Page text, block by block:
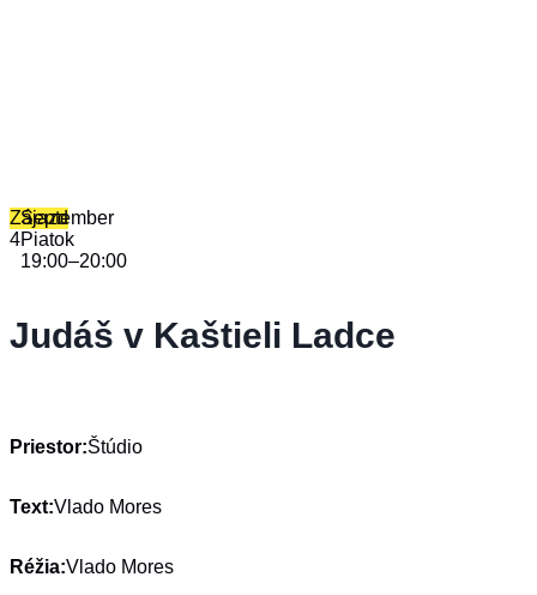
Zájazd
4
September
Piatok
19:00–20:00
Judáš v Kaštieli Ladce
Priestor:Štúdio
Text:Vlado Mores
Réžia:Vlado Mores